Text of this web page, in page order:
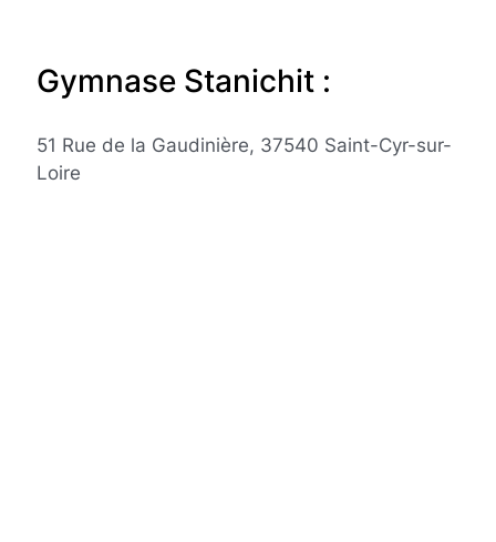
Gymnase Stanichit :
51 Rue de la Gaudinière, 37540 Saint-Cyr-sur-
Loire